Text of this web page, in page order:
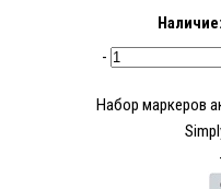
Наличие:
-
Набор маркеров